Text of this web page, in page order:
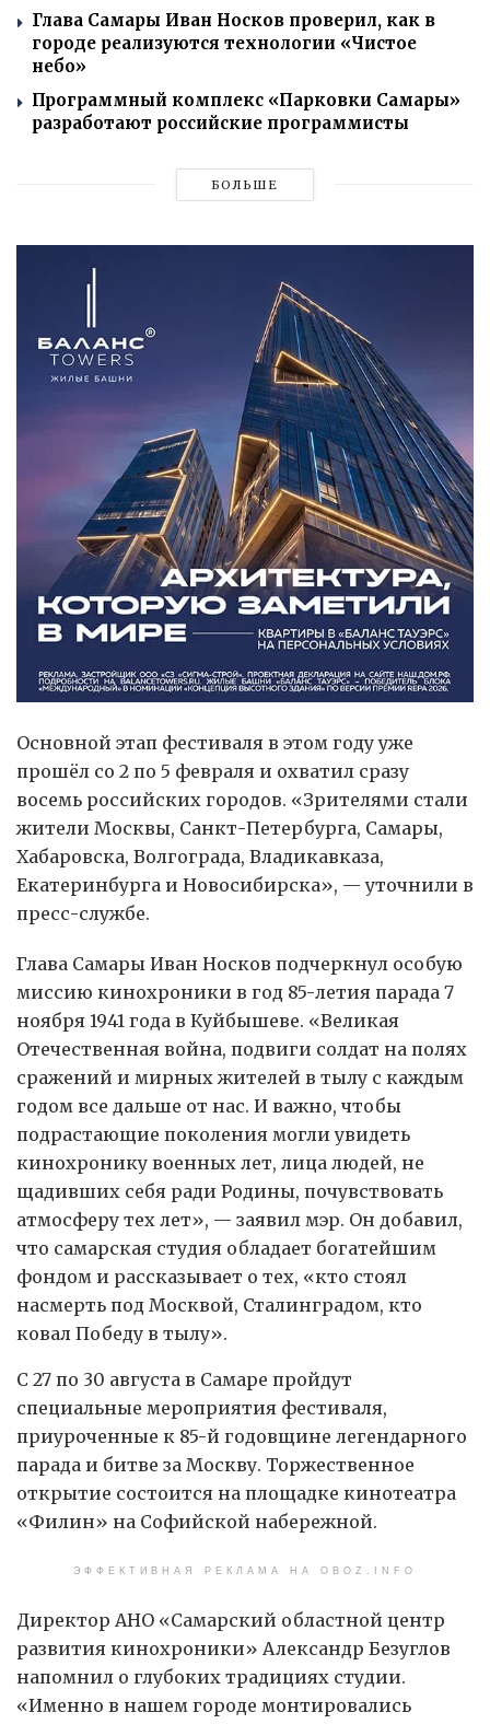
Глава Самары Иван Носков проверил, как в
городе реализуются технологии «Чистое
небо»
Программный комплекс «Парковки Самары»
разработают российские программисты
БОЛЬШЕ
Основной этап фестиваля в этом году уже
прошёл со 2 по 5 февраля и охватил сразу
восемь российских городов. «Зрителями стали
жители Москвы, Санкт-Петербурга, Самары,
Хабаровска, Волгограда, Владикавказа,
Екатеринбурга и Новосибирска», — уточнили в
пресс-службе.
Глава Самары Иван Носков подчеркнул особую
миссию кинохроники в год 85-летия парада 7
ноября 1941 года в Куйбышеве. «Великая
Отечественная война, подвиги солдат на полях
сражений и мирных жителей в тылу с каждым
годом все дальше от нас. И важно, чтобы
подрастающие поколения могли увидеть
кинохронику военных лет, лица людей, не
щадивших себя ради Родины, почувствовать
атмосферу тех лет», — заявил мэр. Он добавил,
что самарская студия обладает богатейшим
фондом и рассказывает о тех, «кто стоял
насмерть под Москвой, Сталинградом, кто
ковал Победу в тылу».
С 27 по 30 августа в Самаре пройдут
специальные мероприятия фестиваля,
приуроченные к 85-й годовщине легендарного
парада и битве за Москву. Торжественное
открытие состоится на площадке кинотеатра
«Филин» на Софийской набережной.
ЭФФЕКТИВНАЯ РЕКЛАМА НА OBOZ.INFO
Директор АНО «Самарский областной центр
развития кинохроники» Александр Безуглов
напомнил о глубоких традициях студии.
«Именно в нашем городе монтировались